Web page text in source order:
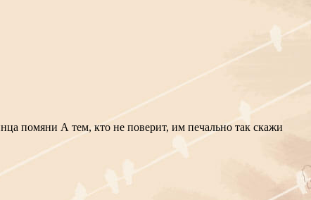
помяни А тем, кто не поверит, им печально так скажи